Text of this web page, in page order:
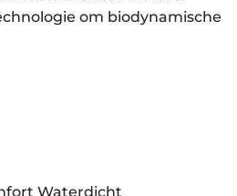
om biodynamische
Waterdicht